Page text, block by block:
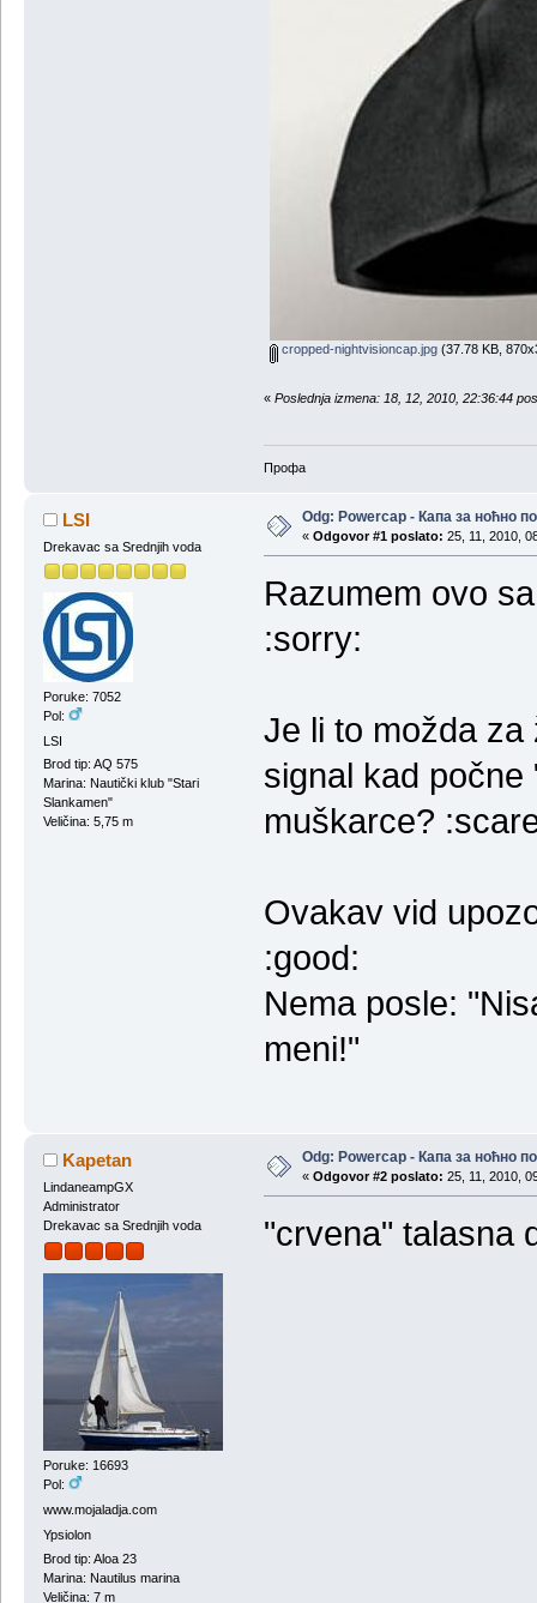
cropped-nightvisioncap.jpg(37.78 KB,
« Poslednja izmena: 18, 12, 2010, 22:36:44
Профа
LSI
Drekavac sa Srednjih voda
Poruke: 7052
Pol:
LSI
Brod tip: AQ 575
Marina: Nautički klub "Stari
Slankamen"
Veličina: 5,75 m
Odg: Powercap - Капа за ноћно
« Odgovor #1 poslato: 25, 11, 2010,
Razumem ovo
:sorry:
Je li to možda za
signal kad
muškarce?
Ovakav vid
:good:
Nema posle:
meni!"
Kapetan
LindaneampGX
Administrator
Drekavac sa Srednjih voda
Poruke: 16693
Pol:
www.mojaladja.com
Ypsiolon
Brod tip: Aloa 23
Marina: Nautilus marina
Veličina: 7 m
Odg: Powercap - Капа за ноћно
« Odgovor #2 poslato: 25, 11, 2010,
"crvena" talasna